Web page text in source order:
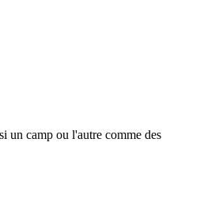
un camp ou l'autre comme des